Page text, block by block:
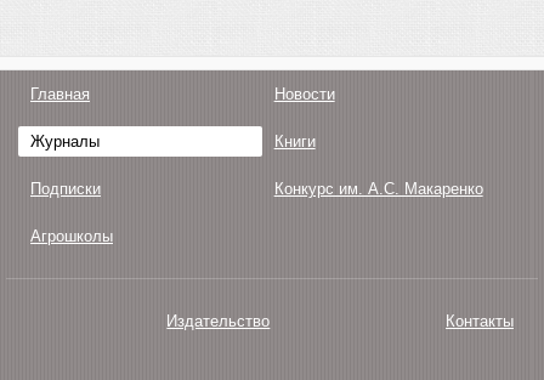
Главная Новости
Журналы Книги
Подписки Конкурс им. А.С. Макаренко
Агрошколы
Издательство Контакты